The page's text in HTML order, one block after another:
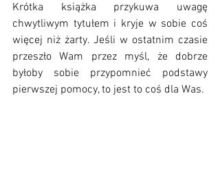
Krótka książka przykuwa uwagę
chwytliwym tytułem i kryje w sobie coś
więcej niż żarty. Jeśli w ostatnim czasie
przeszło Wam przez myśl, że dobrze
byłoby sobie przypomnieć podstawy
pierwszej pomocy, to jest to coś dla Was.